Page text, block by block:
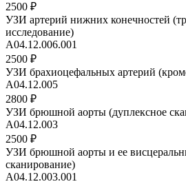
2500 ₽
УЗИ артерий нижних конечностей
исследование)
A04.12.006.001
2500 ₽
УЗИ брахиоцефальных артерий
А04.12.005
2800 ₽
УЗИ брюшной аорты (дуплексное
A04.12.003
2500 ₽
УЗИ брюшной аорты и ее
сканирование)
A04.12.003.001